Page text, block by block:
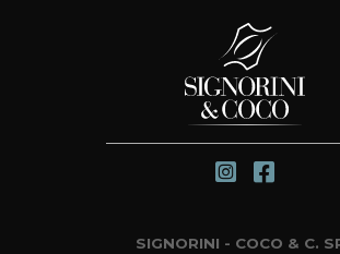
SIGNORINI - COCO & C.